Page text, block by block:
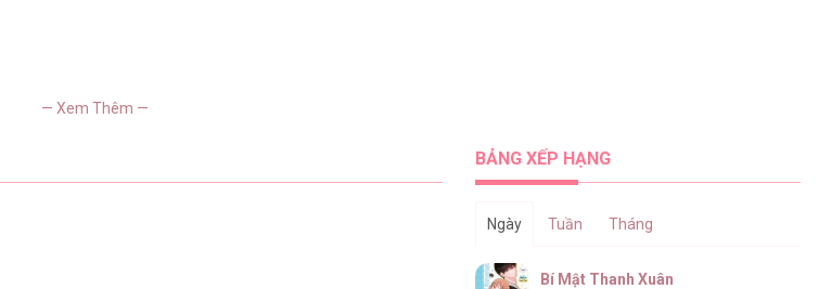
— Xem Thêm —
BẢNG XẾP HẠNG
Ngày Tuần Tháng
Bí Mật Thanh Xuân